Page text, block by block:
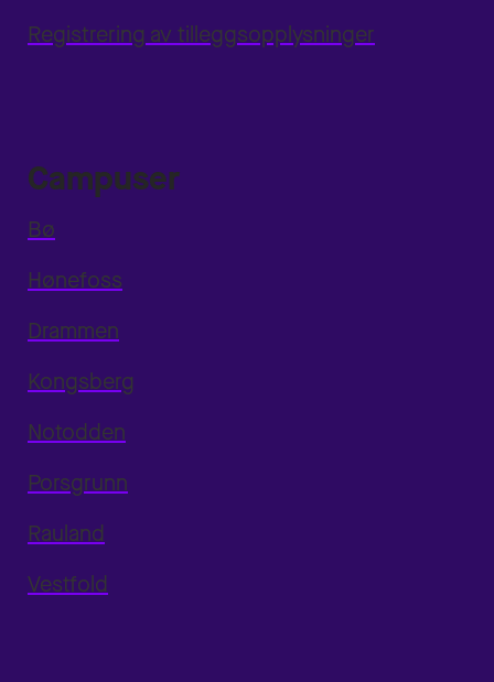
Registrering av tilleggsopplysninger
Campuser
Bø
Hønefoss
Drammen
Kongsberg
Notodden
Porsgrunn
Rauland
Vestfold